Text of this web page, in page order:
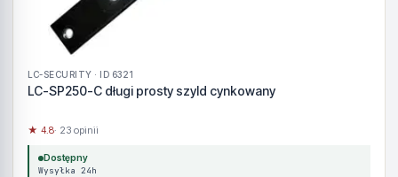
LC-SECURITY · ID 6321
LC-SP250-C długi prosty szyld cynkowany
★ 4.8· 23 opinii
Dostępny
Wysyłka 24h